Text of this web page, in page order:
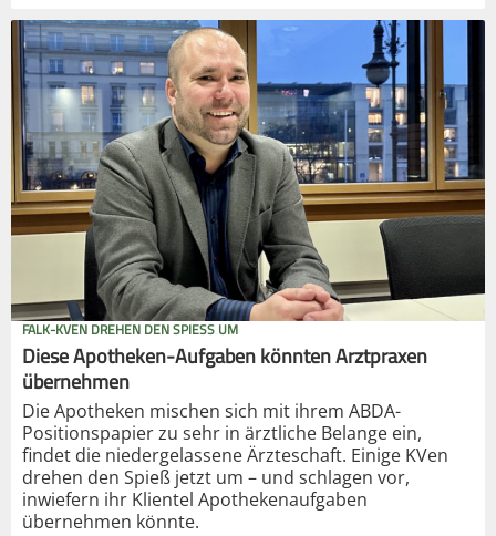
FALK-KVEN DREHEN DEN SPIESS UM
Diese Apotheken-Aufgaben könnten Arztpraxen
übernehmen
Die Apotheken mischen sich mit ihrem ABDA-
Positionspapier zu sehr in ärztliche Belange ein,
findet die niedergelassene Ärzteschaft. Einige KVen
drehen den Spieß jetzt um – und schlagen vor,
inwiefern ihr Klientel Apothekenaufgaben
übernehmen könnte.